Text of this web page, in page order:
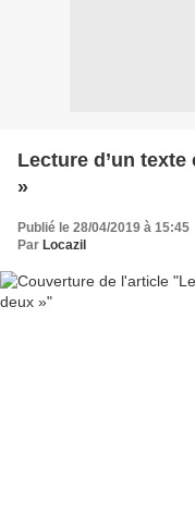
Lecture d’un
»
Publié le 28/04/2019 à 15:45
Par Locazil